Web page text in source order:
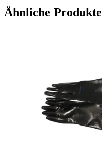
Ähnliche Produkte